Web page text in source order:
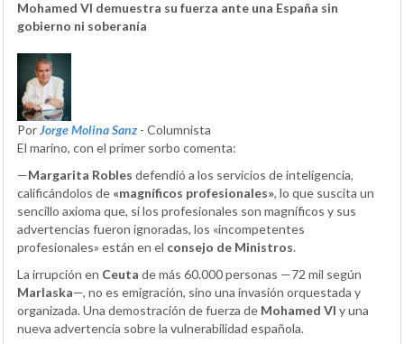
Mohamed VI demuestra su fuerza ante una España sin
gobierno ni soberanía
PorJorge Molina Sanz - Columnista
El marino, con el primer sorbo comenta:
—Margarita Robles defendió a los servicios de inteligencia,
calificándolos de «magníficos profesionales», lo que suscita un
sencillo axioma que, si los profesionales son magníficos y sus
advertencias fueron ignoradas, los «incompetentes
profesionales» están en el consejo de Ministros.
La irrupción en Ceuta de más 60.000 personas —72 mil según
Marlaska—, no es emigración, sino una invasión orquestada y
organizada. Una demostración de fuerza de Mohamed VI y una
nueva advertencia sobre la vulnerabilidad española.